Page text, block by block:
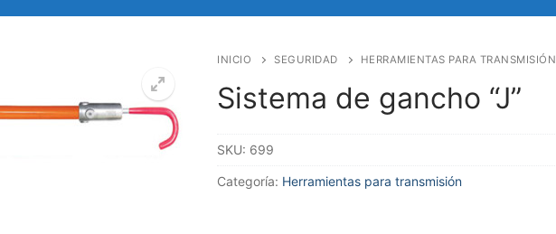
INICIO SEGURIDAD HERRAMIENTAS PARA TRANSMISIÓN
Sistema de gancho “J”
SKU: 699
Categoría: Herramientas para transmisión